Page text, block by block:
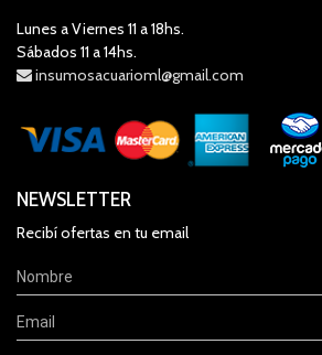
Lunes a Viernes 11 a 18hs.
Sábados 11 a 14hs.
insumosacuarioml@gmail.com
NEWSLETTER
Recibí ofertas en tu email